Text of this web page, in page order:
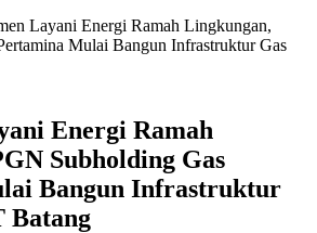
Layani Energi Ramah Lingkungan,
Mulai Bangun Infrastruktur Gas
Energi Ramah
Subholding Gas
Bangun Infrastruktur
Batang